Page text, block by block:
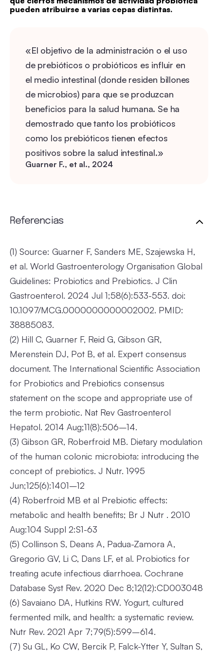
pueden atribuirse a varias cepas distintas.
«El objetivo de la administración o el uso
de prebióticos o probióticos es influir en
el medio intestinal (donde residen billones
de microbios) para que se produzcan
beneficios para la salud humana. Se ha
demostrado que tanto los probióticos
como los prebióticos tienen efectos
positivos sobre la salud intestinal.»
Guarner F., et al., 2024
Referencias
(1) Source: Guarner F, Sanders ME, Szajewska H,
et al. World Gastroenterology Organisation Global
Guidelines: Probiotics and Prebiotics. J Clin
Gastroenterol. 2024 Jul 1;58(6):533-553. doi:
10.1097/MCG.0000000000002002. PMID:
38885083.
(2) Hill C, Guarner F, Reid G, Gibson GR,
Merenstein DJ, Pot B, et al. Expert consensus
document. The International Scientific Association
for Probiotics and Prebiotics consensus
statement on the scope and appropriate use of
the term probiotic. Nat Rev Gastroenterol
Hepatol. 2014 Aug;11(8):506–14.
(3) Gibson GR, Roberfroid MB. Dietary modulation
of the human colonic microbiota: introducing the
concept of prebiotics. J Nutr. 1995
Jun;125(6):1401–12
(4) Roberfroid MB et al Prebiotic effects:
metabolic and health benefits; Br J Nutr . 2010
Aug:104 Suppl 2:S1-63
(5) Collinson S, Deans A, Padua-Zamora A,
Gregorio GV, Li C, Dans LF, et al. Probiotics for
treating acute infectious diarrhoea. Cochrane
Database Syst Rev. 2020 Dec 8;12(12):CD003048
(6) Savaiano DA, Hutkins RW. Yogurt, cultured
fermented milk, and health: a systematic review.
Nutr Rev. 2021 Apr 7;79(5):599–614.
(7) Su GL, Ko CW, Bercik P, Falck-Ytter Y, Sultan S,